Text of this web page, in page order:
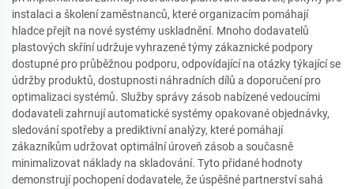
instalaci a školení zaměstnanců, které organizacím pomáhají
hladce přejít na nové systémy uskladnění. Mnoho dodavatelů
plastových skříní udržuje vyhrazené týmy zákaznické podpory
dostupné pro průběžnou podporu, odpovídající na otázky týkající se
údržby produktů, dostupnosti náhradních dílů a doporučení pro
optimalizaci systémů. Služby správy zásob nabízené vedoucími
dodavateli zahrnují automatické systémy opakované objednávky,
sledování spotřeby a prediktivní analýzy, které pomáhají
zákazníkům udržovat optimální úroveň zásob a současně
minimalizovat náklady na skladování. Tyto přidané hodnoty
demonstrují pochopení dodavatele, že úspěšné partnerství sahá